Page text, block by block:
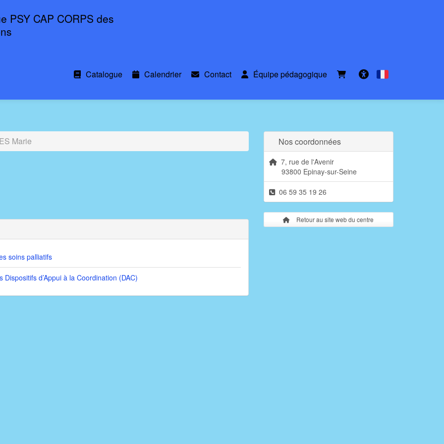
PSY CAP CORPS des
Catalogue Calendrier Contact
Équipe pédagogique
Français
Marie
soins palliatifs
d’Appui à la Coordination (DAC)
Nos coordonnées
7, rue de l'Avenir
93800 Epinay-sur-Seine
06 59 35 19 26
Retour au site web du centre